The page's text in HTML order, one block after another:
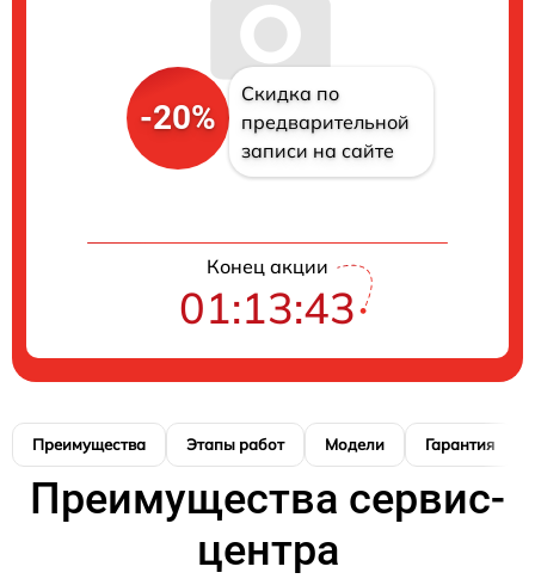
-20%
Скидка по
предварительной
записи на сайте
Конец акции
01:13:43
Преимущества Этапы работ Модели Гарантия
Преимущества сервис-
центра